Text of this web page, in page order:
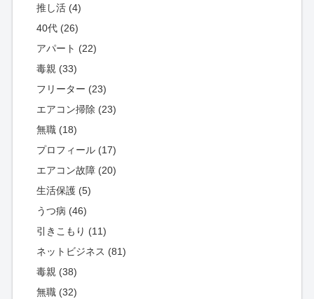
推し活 (4)
40代 (26)
アパート (22)
毒親 (33)
フリーター (23)
エアコン掃除 (23)
無職 (18)
プロフィール (17)
エアコン故障 (20)
生活保護 (5)
うつ病 (46)
引きこもり (11)
ネットビジネス (81)
毒親 (38)
無職 (32)